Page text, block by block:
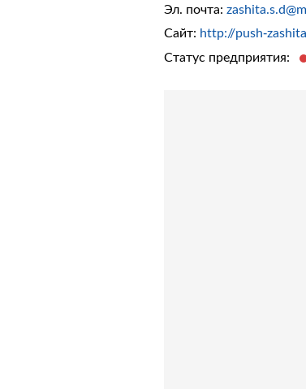
Эл. почта:
Сайт: http://push-
Статус предприятия: